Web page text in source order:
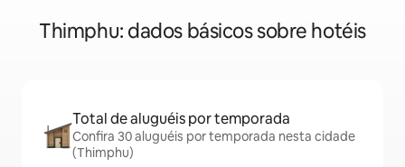
Thimphu: dados básicos sobre hotéis
Total de aluguéis por temporada
Confira 30 aluguéis por temporada nesta cidade
(Thimphu)